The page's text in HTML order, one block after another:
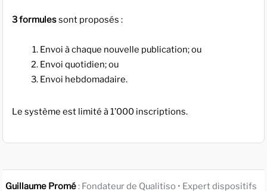
3 formulessont proposés :
Envoi à chaque nouvelle publication; ou
Envoi quotidien; ou
Envoi hebdomadaire.
Le système est limité à 1’000 inscriptions.
Guillaume Promé: Fondateur de Qualitiso • Expert dispositifs